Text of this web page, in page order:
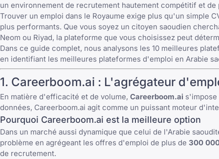
un environnement de recrutement hautement compétitif et de
Trouver un emploi dans le Royaume exige plus qu'un simple
plus performants. Que vous soyez un citoyen saoudien
Neom ou Riyad, la plateforme que vous choisissez peut
Dans ce guide complet, nous analysons les 10 meilleures
en identifiant les meilleures plateformes d'emploi en Arabie
1. Careerboom.ai : L'agrégateur
En matière d'efficacité et de volume, Careerboom.ai s'impose
données, Careerboom.ai agit comme un puissant moteur
Pourquoi Careerboom.ai est la meilleure option
Dans un marché aussi dynamique que celui de l'Arabie
problème en agrégeant les offres d'emploi de plus de 300
de recrutement.